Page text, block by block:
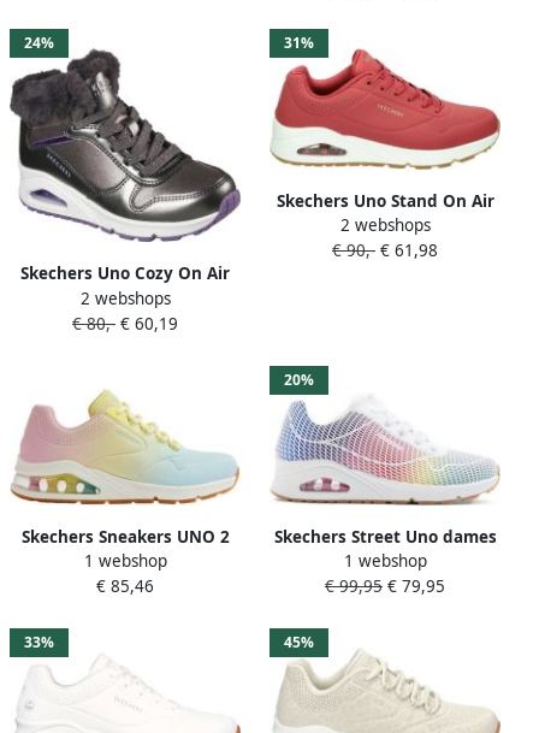
24%
Skechers Uno Cozy On Air
Meisjes Sneakers Gunmetal
2 webshops
€ 80,- € 60,19
31%
Skechers Uno Stand On Air
Sneaker nen Rood
2 webshops
€ 90,- € 61,98
Skechers Sneakers UNO 2
OMBRE AWAY in heldere
kleurcombinatie
schoen veterschoen
1 webshop
€ 85,46
20%
Skechers Street Uno dames
sneaker Wit multi
1 webshop
€ 99,95 € 79,95
33% 45%